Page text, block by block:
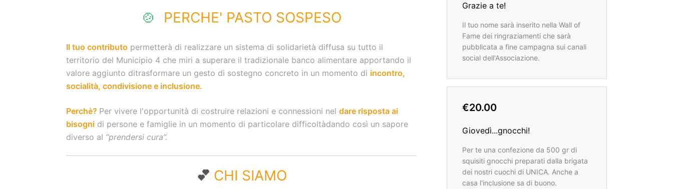
🍲 PERCHE' PASTO SOSPESO
Il tuo contributo permetterà di realizzare un sistema di solidarietà diffusa su tutto il
territorio del Municipio 4 che miri a superare il tradizionale banco alimentare apportando il
valore aggiunto ditrasformare un gesto di sostegno concreto in un momento di incontro,
socialità, condivisione e inclusione.
Perchè? Per vivere l'opportunità di costruire relazioni e connessioni nel dare risposta ai
bisogni di persone e famiglie in un momento di particolare difficoltàdando così un sapore
diverso al “prendersi cura”.
💕 CHI SIAMO
Grazie a te!
Il tuo nome sarà inserito nella Wall of
Fame dei ringraziamenti che sarà
pubblicata a fine campagna sui canali
social dell'Associazione.
€20.00
Giovedì...gnocchi!
Per te una confezione da 500 gr di
squisiti gnocchi preparati dalla brigata
dei nostri cuochi di UNICA. Anche a
casa l'inclusione sa di buono.